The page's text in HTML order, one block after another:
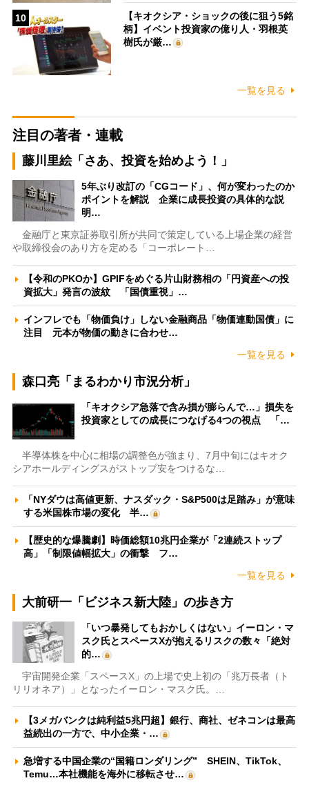
10
【キオクシア・ショックの後に狙う5銘
柄】イベント投資家の億り人・羽根英
樹氏が厳…
一覧を見る
注目の著者・連載
藤川里絵「さあ、投資を始めよう！」
5年ぶり改訂の「CGコード」、何が変わったのか
ポイントを解説 企業に成長投資の具体的な説
明…
金融庁と東京証券取引所が共同で策定している上場企業の経営
や取締役会のあり方を定める「コーポレート…
【令和のPKOか】GPIFをめぐる片山財務相の「円資産への投
資拡大」発言の波紋 「国債重視」…
インフレでも「物価負け」しない金融商品「物価連動国債」に
注目 元本が物価の動きに合わせ…
一覧を見る
森口亮「まるわかり市況分析」
「キオクシア急落で含み損が膨らんで…」損失を
投資家としての成長につなげる4つの視点 「…
半導体株を中心に相場の調整色が強まり、7月中旬にはキオク
シアホールディングスがストップ安をつけるな…
「NYダウは高値更新、ナスダック・S&P500は足踏み」が意味
する米国株市場の変化 半…
【歴史的な爆騰劇】時価総額10兆円企業が「2連続ストップ
高」「制限値幅拡大」の衝撃 フ…
一覧を見る
大前研一「ビジネス新大陸」の歩き方
「いつ暴発してもおかしくはない」イーロン・マ
スク氏とスペースXが抱えるリスクの数々「絶対
的…
宇宙開発企業「スペースX」の上場で史上初の「兆万長者（ト
リリオネア）」となったイーロン・マスク氏。…
【3メガバンクは純利益5兆円超】銀行、商社、ゼネコンは最高
益続出の一方で、中小企業・…
急増する中国企業の“国籍ロンダリング” SHEIN、TikTok、
Temu…本社機能を海外に移転させ…